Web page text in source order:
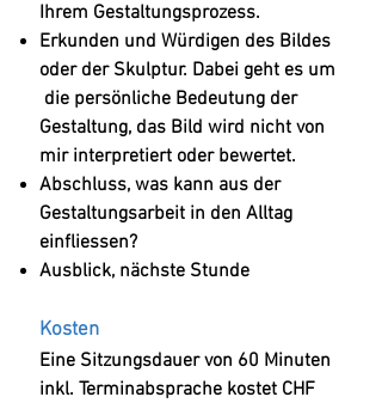
Ihrem Gestaltungsprozess.
Erkunden und Würdigen des Bildes
oder der Skulptur. Dabei geht es um
die persönliche Bedeutung der
Gestaltung, das Bild wird nicht von
mir interpretiert oder bewertet.
Abschluss, was kann aus der
Gestaltungsarbeit in den Alltag
einfliessen?
Ausblick, nächste Stunde
Kosten
Eine Sitzungsdauer von 60 Minuten
inkl. Terminabsprache kostet CHF